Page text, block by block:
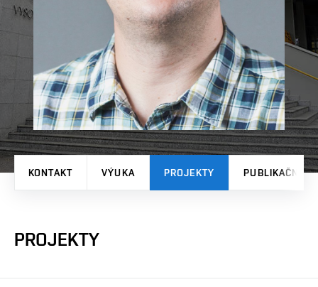
KONTAKT VÝUKA PROJEKTY PUBLIKAČNÍ
PROJEKTY